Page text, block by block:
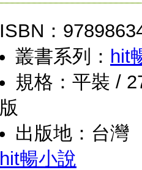
ISBN：
叢書系列： hit
規格：平裝 /
版
出版地：台灣
hit暢小說